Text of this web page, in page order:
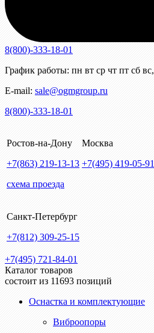
8(800)-333-18-01
График работы: пн вт ср чт пт сб вс,
E-mail: sale@ogmgroup.ru
8(800)-333-18-01
Ростов-на-Дону
+7(863) 219-13-13
схема проезда
Москва
+7(495) 419-05-91
Санкт-Петербург
+7(812) 309-25-15
+7(495) 721-84-01
Каталог товаров
состоит из 11693 позиций
Оснастка и комплектующие
Виброопоры